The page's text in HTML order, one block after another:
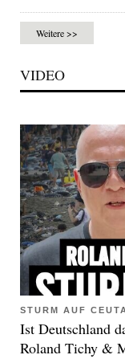
Weitere >>
VIDEO
STURM AUF
Ist Deutschland
Roland Tichy &